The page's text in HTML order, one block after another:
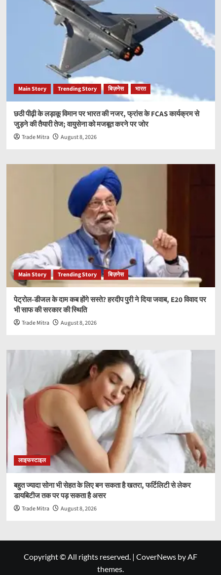
Main Story Trending Story बिज़नेस भारत
छठी पीढ़ी के लड़ाकू विमान पर भारत की नजर, फ्रांस के FCAS कार्यक्रम से
जुड़ने की तैयारी तेज; वायुसेना को मजबूत करने पर जोर
Trade Mitra August 8, 2026
Main Story Trending Story बिज़नेस
पेट्रोल-डीजल के दाम कब होंगे सस्ते? हरदीप पुरी ने दिया जवाब, E20 विवाद पर
भी साफ की सरकार की स्थिति
Trade Mitra August 8, 2026
लाइफस्टाइल
बहुत ज्यादा सोना भी सेहत के लिए बन सकता है खतरा, फर्टिलिटी से लेकर
डायबिटीज तक पर पड़ सकता है असर
Trade Mitra August 8, 2026
Copyright © All rights reserved. | CoverNews by AF
themes.